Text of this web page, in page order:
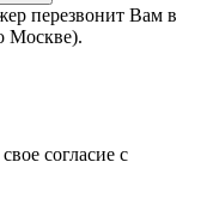
перезвонит Вам в
Москве).
согласие с